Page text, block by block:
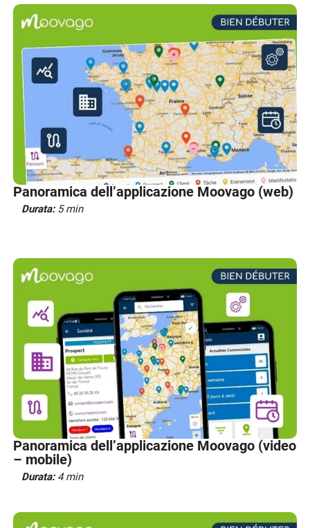
Panoramica dell’applicazione Moovago (web)
Durata: 5 min
Panoramica dell’applicazione Moovago (video
– mobile)
Durata: 4 min